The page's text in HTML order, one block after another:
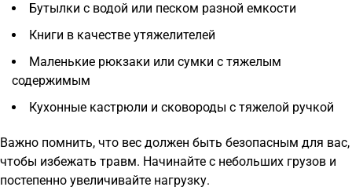
Бутылки с водой или песком разной емкости
Книги в качестве утяжелителей
Маленькие рюкзаки или сумки с тяжелым
содержимым
Кухонные кастрюли и сковороды с тяжелой ручкой
Важно помнить, что вес должен быть безопасным для вас,
чтобы избежать травм. Начинайте с небольших грузов и
постепенно увеличивайте нагрузку.